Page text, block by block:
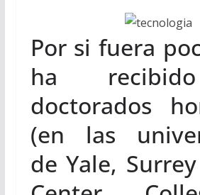
Por si fuera
ha
doctorados
(en las
de Yale,